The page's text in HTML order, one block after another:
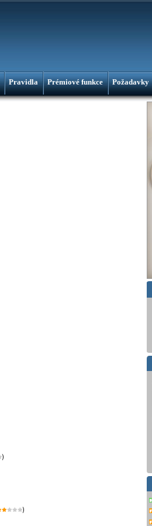
Pravidla Prémiové funkce Požadavky
)
)